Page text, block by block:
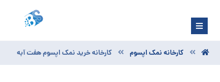
کارخانه نمک اپسوم کارخانه خرید نمک اپسوم هفت آبه